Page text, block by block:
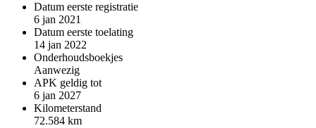
Datum eerste registratie
6 jan 2021
Datum eerste toelating
14 jan 2022
Onderhoudsboekjes
Aanwezig
APK geldig tot
6 jan 2027
Kilometerstand
72.584 km